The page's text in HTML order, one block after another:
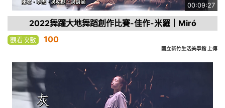
00:09:27
2022舞躍大地舞蹈創作比賽-佳作-米羅｜Miró
觀看次數 100
國立新竹生活美學館 上傳